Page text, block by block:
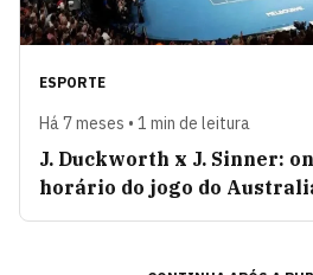
ESPORTE
Há 7 meses • 1 min de leitura
J. Duckworth x J. Sinner:
horário do jogo do